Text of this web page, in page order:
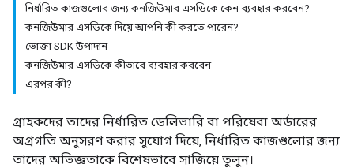
নির্ধারিত কাজগুলোর জন্য কনজিউমার এসডিকে কেন ব্যবহার করবেন?
কনজিউমার এসডিকে দিয়ে আপনি কী করতে পারেন?
ভোক্তা SDK উপাদান
কনজিউমার এসডিকে কীভাবে ব্যবহার করবেন
এরপর কী?
গ্রাহকদের তাদের নির্ধারিত ডেলিভারি বা পরিষেবা অর্ডারের
অগ্রগতি অনুসরণ করার সুযোগ দিয়ে, নির্ধারিত কাজগুলোর জন্য
তাদের অভিজ্ঞতাকে বিশেষভাবে সাজিয়ে তুলুন।